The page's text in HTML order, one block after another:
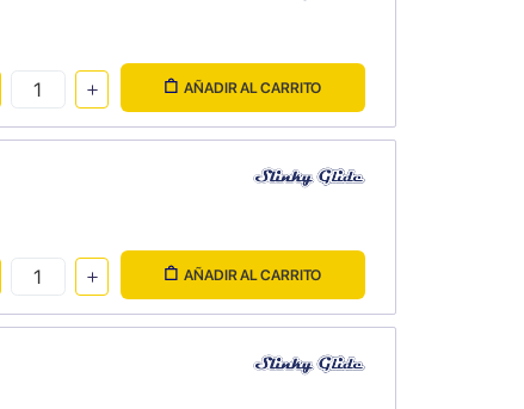
AÑADIR AL CARRITO
AÑADIR AL CARRITO